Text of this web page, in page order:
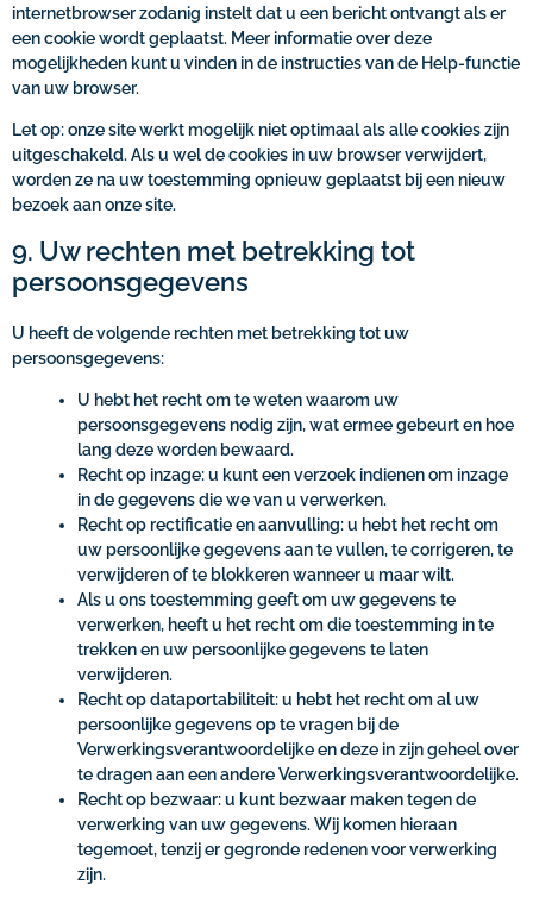
internetbrowser zodanig instelt dat u een bericht ontvangt als er
een cookie wordt geplaatst. Meer informatie over deze
mogelijkheden kunt u vinden in de instructies van de Help-functie
van uw browser.
Let op: onze site werkt mogelijk niet optimaal als alle cookies zijn
uitgeschakeld. Als u wel de cookies in uw browser verwijdert,
worden ze na uw toestemming opnieuw geplaatst bij een nieuw
bezoek aan onze site.
9. Uw rechten met betrekking tot
persoonsgegevens
U heeft de volgende rechten met betrekking tot uw
persoonsgegevens:
U hebt het recht om te weten waarom uw
persoonsgegevens nodig zijn, wat ermee gebeurt en hoe
lang deze worden bewaard.
Recht op inzage: u kunt een verzoek indienen om inzage
in de gegevens die we van u verwerken.
Recht op rectificatie en aanvulling: u hebt het recht om
uw persoonlijke gegevens aan te vullen, te corrigeren, te
verwijderen of te blokkeren wanneer u maar wilt.
Als u ons toestemming geeft om uw gegevens te
verwerken, heeft u het recht om die toestemming in te
trekken en uw persoonlijke gegevens te laten
verwijderen.
Recht op dataportabiliteit: u hebt het recht om al uw
persoonlijke gegevens op te vragen bij de
Verwerkingsverantwoordelijke en deze in zijn geheel over
te dragen aan een andere Verwerkingsverantwoordelijke.
Recht op bezwaar: u kunt bezwaar maken tegen de
verwerking van uw gegevens. Wij komen hieraan
tegemoet, tenzij er gegronde redenen voor verwerking
zijn.